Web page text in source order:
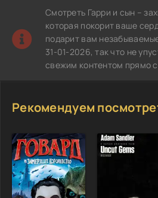
Смотреть Гарри и сын –
которая покорит ваше
подарит вам
31-01-2026, так что не
свежим контентом прямо
Рекомендуем